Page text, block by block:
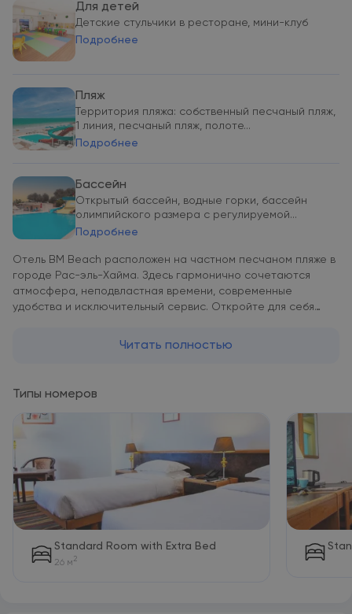
Для детей
Детские стульчики в ресторане, мини-клуб
Подробнее
Пляж
Территория пляжа: собственный песчаный пляж,
1 линия, песчаный пляж, полоте...
Подробнее
Бассейн
Открытый бассейн, водные горки, бассейн
олимпийского размера с регулируемой...
Подробнее
Отель BM Beach расположен на частном песчаном пляже в
городе Рас-эль-Хайма. Здесь гармонично сочетаются
атмосфера, неподвластная времени, современные
удобства и исключительный сервис. Откройте для себя
широкий бассейн и сады, а также широкий спектр
Читать полностью
Типы номеров
Standard Room with Extra Bed
26 м 2